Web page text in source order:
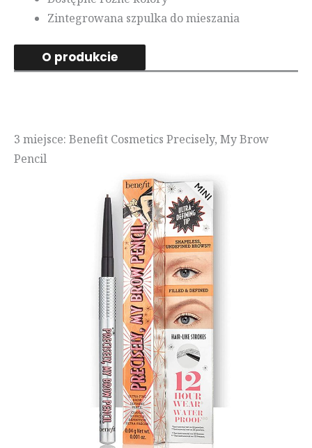
Zintegrowana szpulka do mieszania
O produkcie
3 miejsce: Benefit Cosmetics Precisely, My Brow
Pencil